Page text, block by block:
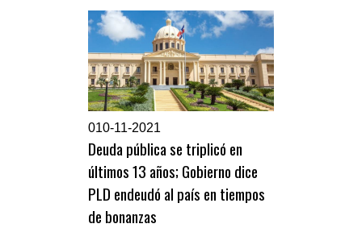
010-11-2021
Deuda pública se triplicó en
últimos 13 años; Gobierno dice
PLD endeudó al país en tiempos
de bonanzas